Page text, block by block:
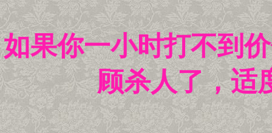
如果你一小时打不到
顾杀人了，适